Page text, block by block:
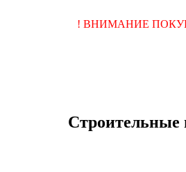
! ВНИМАНИЕ
Строительные